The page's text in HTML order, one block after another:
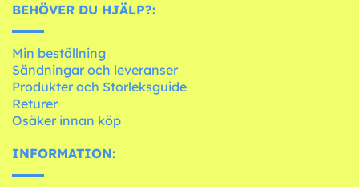
BEHÖVER DU HJÄLP?:
Min beställning
Sändningar och leveranser
Produkter och Storleksguide
Returer
Osäker innan köp
INFORMATION: